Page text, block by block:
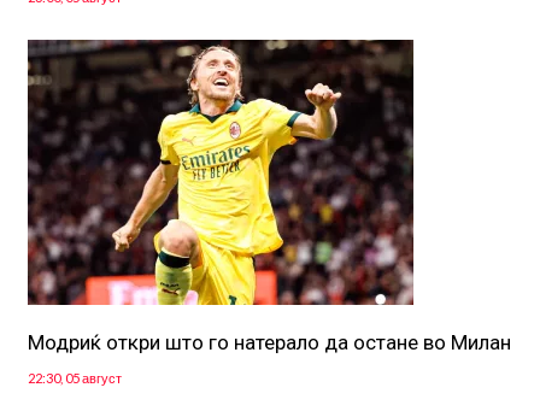
Модриќ откри што го натерало да остане во Милан
22:30, 05 август